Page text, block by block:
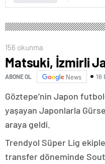
156 okunma
Matsuki, İzmirli
ABONE OL News 16
Göztepe’nin Japon
yaşayan Japonlarla
araya geldi.
Trendyol Süper Lig
transfer döneminde